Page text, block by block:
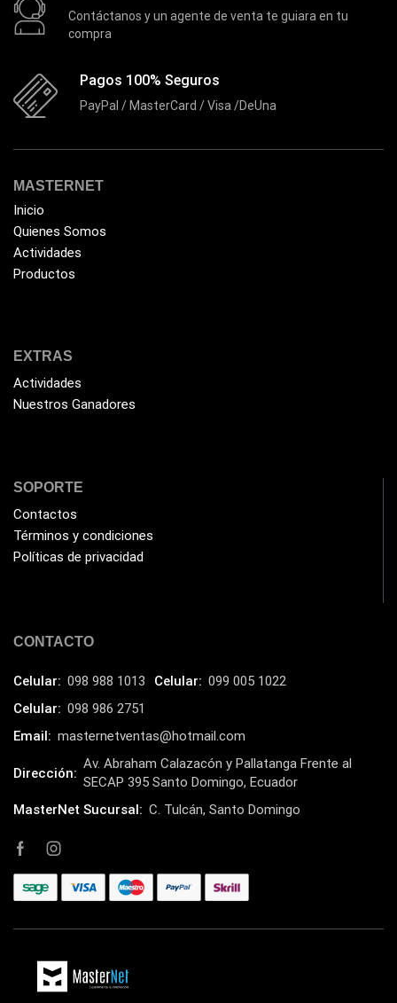
Contáctanos y un agente de venta te guiara en tu
compra
Pagos 100% Seguros
PayPal / MasterCard / Visa /DeUna
MASTERNET
Inicio
Quienes Somos
Actividades
Productos
EXTRAS
Actividades
Nuestros Ganadores
SOPORTE
Contactos
Términos y condiciones
Políticas de privacidad
CONTACTO
Celular: 098 988 1013 Celular: 099 005 1022
Celular: 098 986 2751
Email: masternetventas@hotmail.com
Dirección:
Av. Abraham Calazacón y Pallatanga Frente al
SECAP 395 Santo Domingo, Ecuador
MasterNet Sucursal: C. Tulcán, Santo Domingo